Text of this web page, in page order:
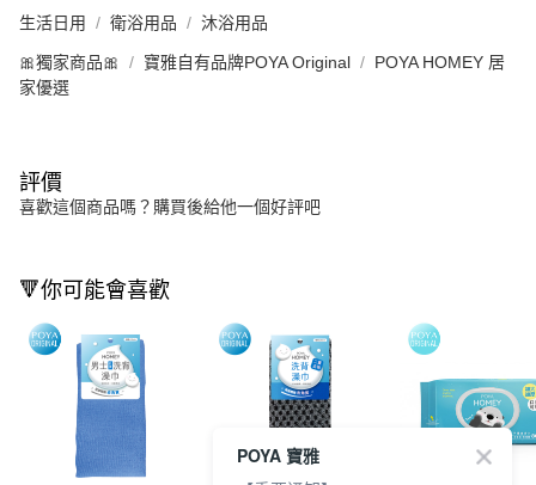
生活日用 衛浴用品 沐浴用品
🎀獨家商品🎀 寶雅自有品牌POYA Original
POYA HOMEY 居
家優選
評價
喜歡這個商品嗎？購買後給他一個好評吧
🔻你可能會喜歡
POYA 寶雅